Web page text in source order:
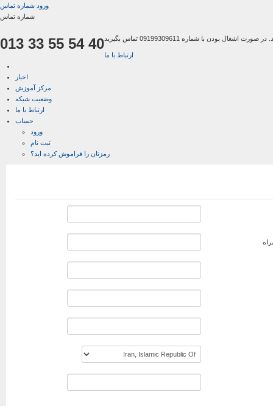
ورود شماره تماس
شماره تماس
013 33 55 54 40
ارتباط با ما
اخبار
مرکز آموزش
وضعیت شبکه
ارتباط با ما
حساب
ورود
ثبت نام
رمزتان را فراموش کرده اید؟